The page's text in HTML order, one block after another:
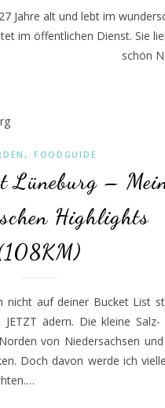
Jahre alt und lebt im
im öffentlichen Dienst. Sie
schön
, FOODGUIDE
Lüneburg –
Highlights
nicht auf deiner Bucket List
ädern. Die kleine Salz-
von Niedersachsen
Doch davon werde ich